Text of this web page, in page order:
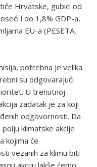
Hrvatske, gubici od
i do 1,8% GDP-a,
EU-a (PESETA,
potrebna je velika
su odgovarajući
U trenutnoj
zadatak je za koji
odgovornosti. Da
klimatske akcije
kojima će
vezanih za klimu biti